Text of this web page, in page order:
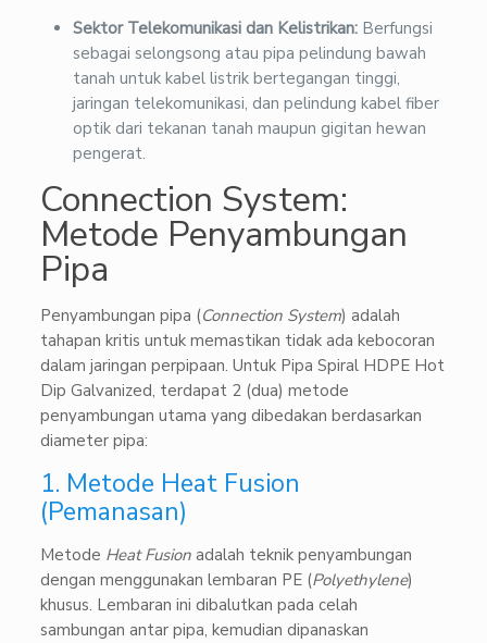
Sektor Telekomunikasi dan Kelistrikan: Berfungsi
sebagai selongsong atau pipa pelindung bawah
tanah untuk kabel listrik bertegangan tinggi,
jaringan telekomunikasi, dan pelindung kabel fiber
optik dari tekanan tanah maupun gigitan hewan
pengerat.
Connection System:
Metode Penyambungan
Pipa
Penyambungan pipa (Connection System) adalah
tahapan kritis untuk memastikan tidak ada kebocoran
dalam jaringan perpipaan. Untuk Pipa Spiral HDPE Hot
Dip Galvanized, terdapat 2 (dua) metode
penyambungan utama yang dibedakan berdasarkan
diameter pipa:
1. Metode Heat Fusion
(Pemanasan)
Metode Heat Fusion adalah teknik penyambungan
dengan menggunakan lembaran PE (Polyethylene)
khusus. Lembaran ini dibalutkan pada celah
sambungan antar pipa, kemudian dipanaskan